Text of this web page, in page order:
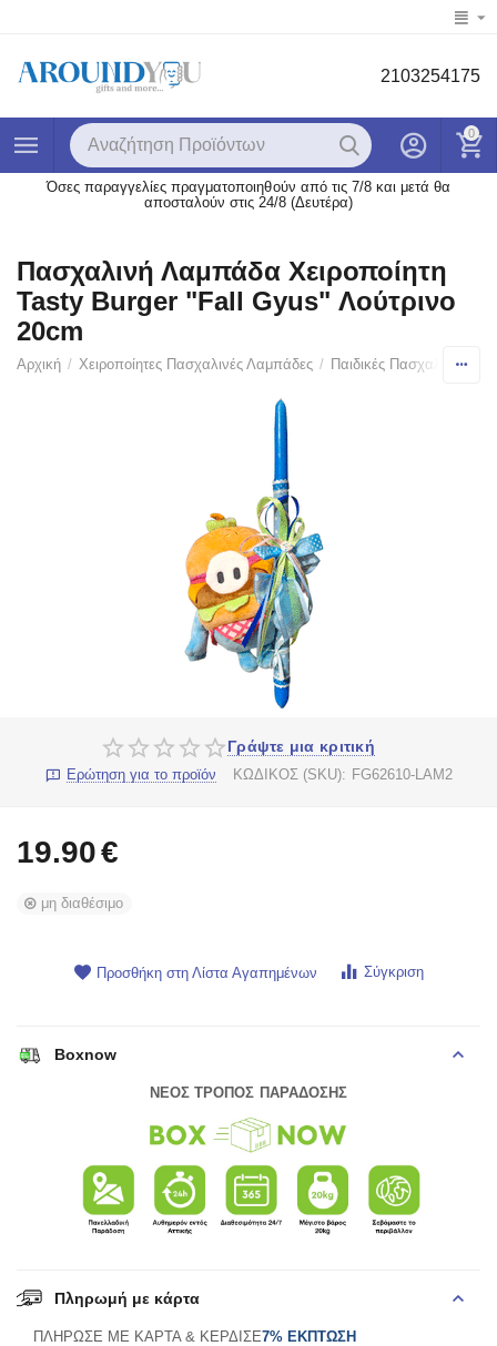
2103254175
0
Όσες παραγγελίες πραγματοποιηθούν από τις 7/8 και μετά θα
αποσταλούν στις 24/8 (Δευτέρα)
Πασχαλινή Λαμπάδα Χειροποίητη
Tasty Burger "Fall Gyus" Λούτρινo
20cm
Αρχική / Χειροποίητες Πασχαλινές Λαμπάδες / Παιδικές Πασχαλινές
Γράψτε μια κριτική
Ερώτηση για το προϊόν ΚΩΔΙΚΟΣ (SKU): FG62610-LAM2
19.90€
μη διαθέσιμο
Προσθήκη στη Λίστα Αγαπημένων Σύγκριση
Boxnow
ΝΕΟΣ ΤΡΟΠΟΣ ΠΑΡΑΔΟΣΗΣ
Πληρωμή με κάρτα
ΠΛΗΡΩΣΕ ΜΕ ΚΑΡΤΑ & ΚΕΡΔΙΣΕ7% ΕΚΠΤΩΣΗ